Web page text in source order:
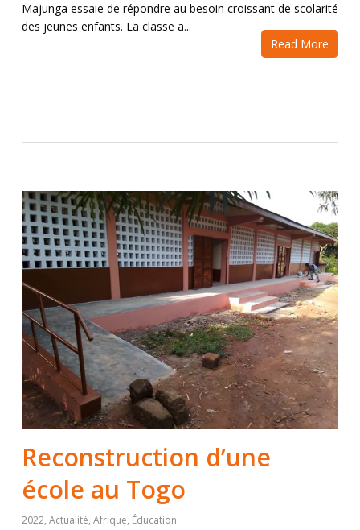
Majunga essaie de répondre au besoin croissant de scolarité
des jeunes enfants. La classe a...
Read More
Reconstruction d’une
école au Togo
2022, Actualité, Afrique, Éducation